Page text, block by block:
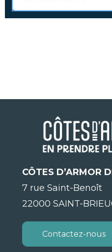
CÔTES D’ARMOR
7 rue Saint-Benoît
22000 SAINT-
Contactez-nous